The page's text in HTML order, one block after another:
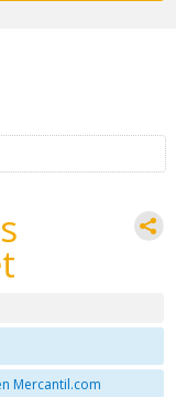
Mercantil.com